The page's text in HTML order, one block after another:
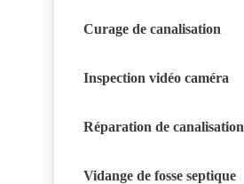
Curage de canalisation
Inspection vidéo caméra
Réparation de canalisation
Vidange de fosse septique